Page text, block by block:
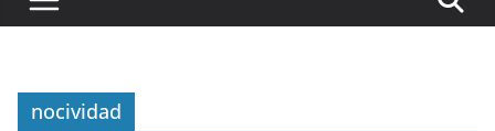
nocividad